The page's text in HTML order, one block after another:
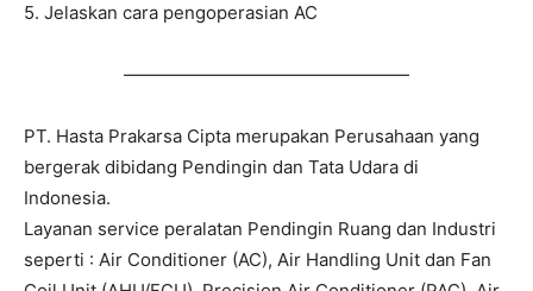
5. Jelaskan cara pengoperasian AC
————————————————
PT. Hasta Prakarsa Cipta merupakan Perusahaan yang
bergerak dibidang Pendingin dan Tata Udara di
Indonesia.
Layanan service peralatan Pendingin Ruang dan Industri
seperti : Air Conditioner (AC), Air Handling Unit dan Fan